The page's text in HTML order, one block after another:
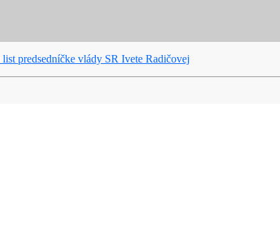
predsedníčke vlády SR Ivete Radičovej